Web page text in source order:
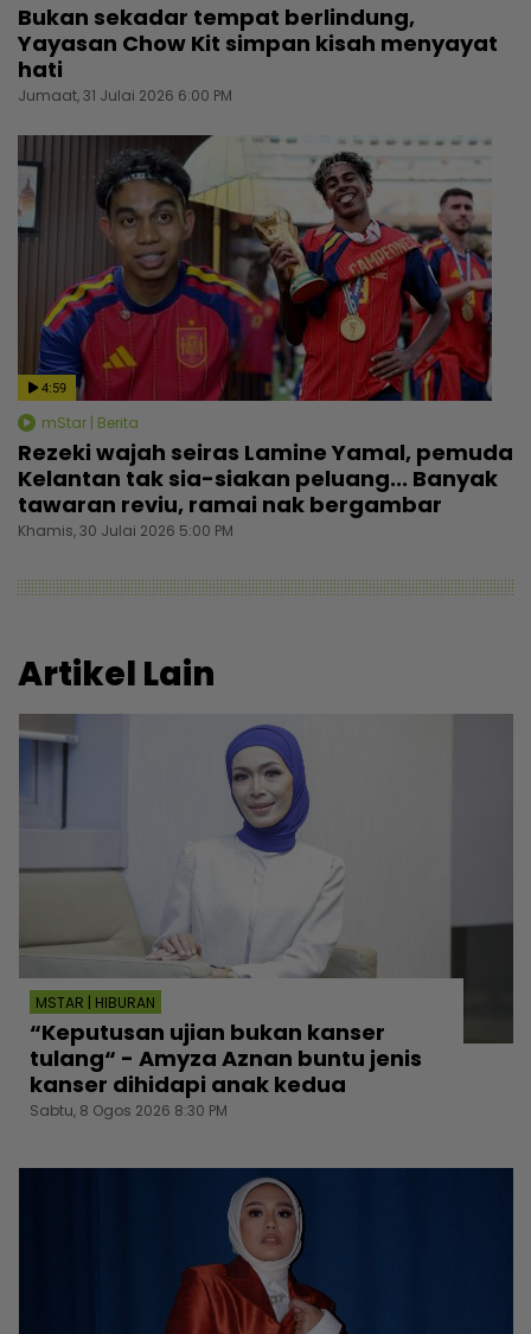
Bukan sekadar tempat berlindung,
Yayasan Chow Kit simpan kisah menyayat
hati
Jumaat, 31 Julai 2026 6:00 PM
4:59
mStar | Berita
Rezeki wajah seiras Lamine Yamal, pemuda
Kelantan tak sia-siakan peluang... Banyak
tawaran reviu, ramai nak bergambar
Khamis, 30 Julai 2026 5:00 PM
Artikel Lain
MSTAR | HIBURAN
“Keputusan ujian bukan kanser
tulang“ - Amyza Aznan buntu jenis
kanser dihidapi anak kedua
Sabtu, 8 Ogos 2026 8:30 PM